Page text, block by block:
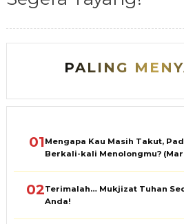
PALING
01Mengapa Kau Masih Takut,
Berkali-kali Menolongmu?
02Terimalah… Mukjizat Tuhan
Anda!